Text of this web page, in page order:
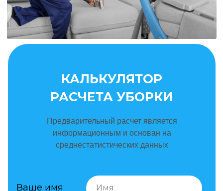
КАЛЬКУЛЯТОР
РАСЧЕТА УБОРКИ
Предварительный расчет является
информационным и основан на
среднестатистических данных
Ваше имя